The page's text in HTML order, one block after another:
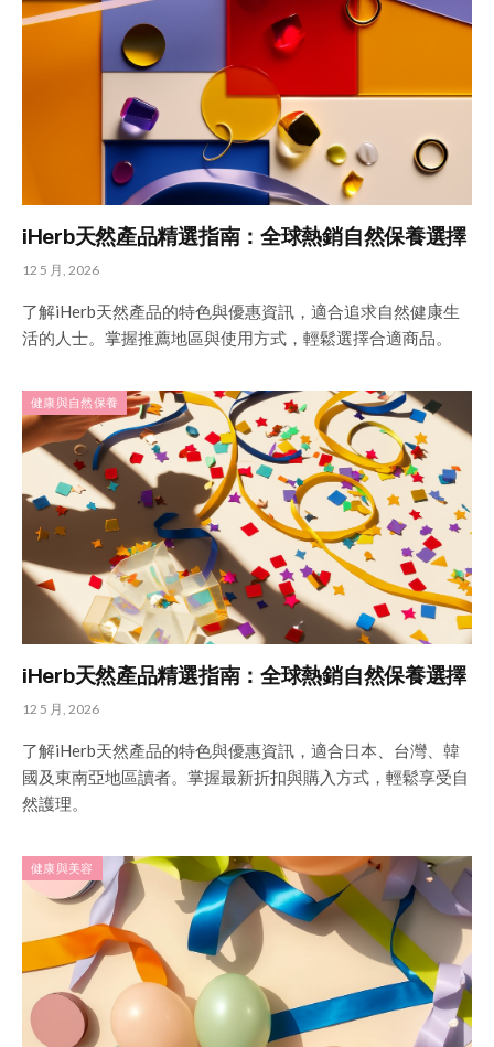
iHerb天然產品精選指南：全球熱銷自然保養選擇
12 5 月, 2026
了解iHerb天然產品的特色與優惠資訊，適合追求自然健康生
活的人士。掌握推薦地區與使用方式，輕鬆選擇合適商品。
健康與自然保養
iHerb天然產品精選指南：全球熱銷自然保養選擇
12 5 月, 2026
了解iHerb天然產品的特色與優惠資訊，適合日本、台灣、韓
國及東南亞地區讀者。掌握最新折扣與購入方式，輕鬆享受自
然護理。
健康與美容